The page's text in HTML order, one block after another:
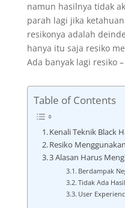
namun hasilnya tidak
parah lagi jika
resikonya adalah
hanya itu saja resiko
Ada banyak lagi resiko
Table of Contents
Kenali Teknik Black
Resiko
3 Alasan Harus
Berdampak
Tidak Ada
User